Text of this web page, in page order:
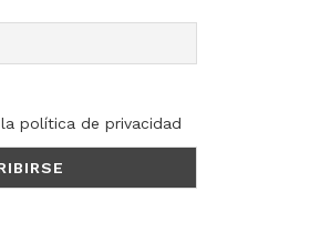
política de privacidad